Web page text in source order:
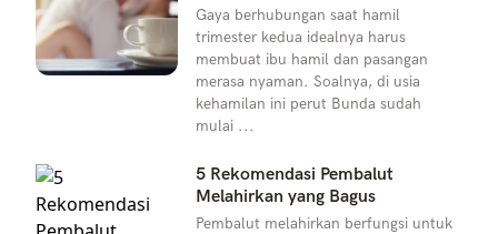
Gaya berhubungan saat hamil
trimester kedua idealnya harus
membuat ibu hamil dan pasangan
merasa nyaman. Soalnya, di usia
kehamilan ini perut Bunda sudah
mulai ...
5 Rekomendasi Pembalut
Melahirkan yang Bagus
Pembalut melahirkan berfungsi untuk